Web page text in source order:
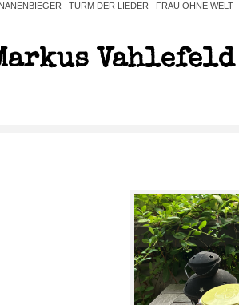
TURM DER LIEDER FRAU OHNE WELT